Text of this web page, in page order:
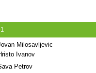
Milosavljevic
Ivanov
Petrov